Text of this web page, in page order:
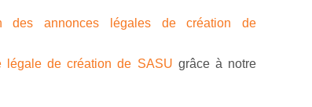
des annonces légales de création de
légale de création de SASU grâce à notre